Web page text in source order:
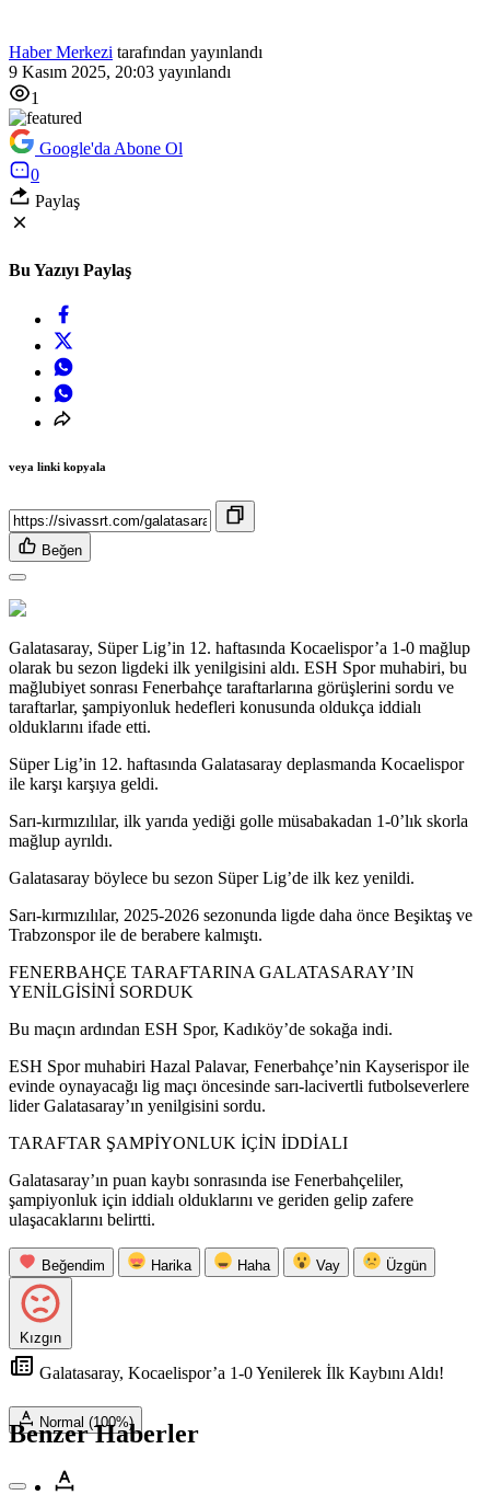
Haber Merkezi tarafından yayınlandı
9 Kasım 2025, 20:03 yayınlandı
1
Google'da Abone Ol
0
Paylaş
Bu Yazıyı Paylaş
veya linki kopyala
Beğen
Galatasaray, Süper Lig’in 12. haftasında Kocaelispor’a 1-0 mağlup
olarak bu sezon ligdeki ilk yenilgisini aldı. ESH Spor muhabiri, bu
mağlubiyet sonrası Fenerbahçe taraftarlarına görüşlerini sordu ve
taraftarlar, şampiyonluk hedefleri konusunda oldukça iddialı
olduklarını ifade etti.
Süper Lig’in 12. haftasında Galatasaray deplasmanda Kocaelispor
ile karşı karşıya geldi.
Sarı-kırmızılılar, ilk yarıda yediği golle müsabakadan 1-0’lık skorla
mağlup ayrıldı.
Galatasaray böylece bu sezon Süper Lig’de ilk kez yenildi.
Sarı-kırmızılılar, 2025-2026 sezonunda ligde daha önce Beşiktaş ve
Trabzonspor ile de berabere kalmıştı.
FENERBAHÇE TARAFTARINA GALATASARAY’IN
YENİLGİSİNİ SORDUK
Bu maçın ardından ESH Spor, Kadıköy’de sokağa indi.
ESH Spor muhabiri Hazal Palavar, Fenerbahçe’nin Kayserispor ile
evinde oynayacağı lig maçı öncesinde sarı-lacivertli futbolseverlere
lider Galatasaray’ın yenilgisini sordu.
TARAFTAR ŞAMPİYONLUK İÇİN İDDİALI
Galatasaray’ın puan kaybı sonrasında ise Fenerbahçeliler,
şampiyonluk için iddialı olduklarını ve geriden gelip zafere
ulaşacaklarını belirtti.
Beğendim Harika Haha Vay Üzgün
Kızgın
Galatasaray, Kocaelispor’a 1-0 Yenilerek İlk Kaybını Aldı!
Normal (100%)
Benzer Haberler